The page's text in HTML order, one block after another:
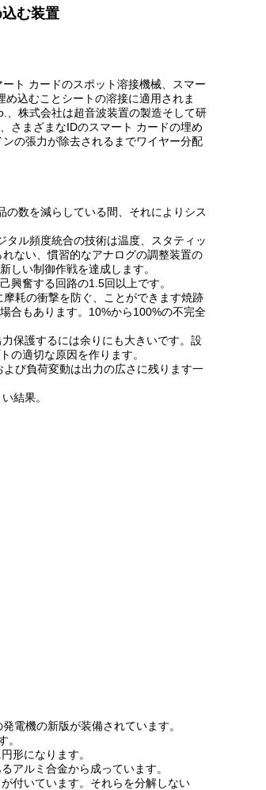
む装置
ト カードのスポット溶接機械、スマー
込むことシートの溶接に適用されま
株式会社は超音波装置の製造そして研
さまざまなIDのスマート カードの埋め
の張力が除去されるまでワイヤー分配
数を減らしている間、それによりシス
ル頻度統合の技術は温度、スタティッ
ない、慣習的なアナログの調整装置の
しい制御作戦を達成します。
興奮する回路の1.5回以上です。
耗の衝撃を防ぐ、ことができます焼跡
合もあります。10%から100%の不完全
保護するには余りにも大きいです。設
の適切な原因を作ります。
び負荷変動は出力の広さに残ります一
結果。
電機の新版が装備されています。
。
形になります。
アルミ合金から成っています。
付いています。それらを分解しない